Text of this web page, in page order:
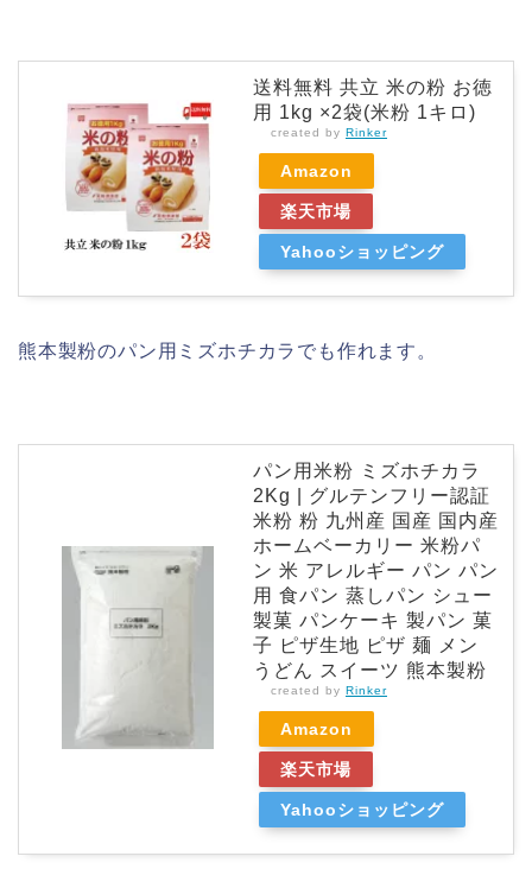
送料無料 共立 米の粉 お徳
用 1kg ×2袋(米粉 1キロ)
created by Rinker
Amazon
楽天市場
Yahooショッピング
熊本製粉のパン用ミズホチカラでも作れます。
パン用米粉 ミズホチカラ
2Kg | グルテンフリー認証
米粉 粉 九州産 国産 国内産
ホームベーカリー 米粉パ
ン 米 アレルギー パン パン
用 食パン 蒸しパン シュー
製菓 パンケーキ 製パン 菓
子 ピザ生地 ピザ 麺 メン
うどん スイーツ 熊本製粉
created by Rinker
Amazon
楽天市場
Yahooショッピング